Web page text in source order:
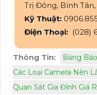
Trị Đông, Bình Tân,
Kỹ Thuật:
Điện Thoại: (028)
Thông Tin: Bảng
Các Loại Camera Nên
Quan Sát Gia Đình Giá